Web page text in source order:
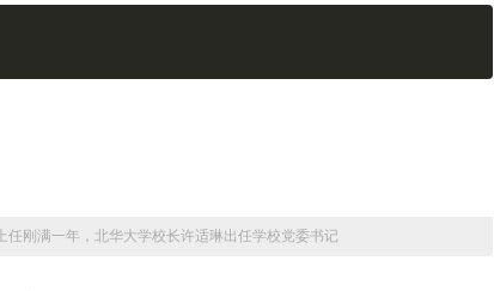
上任刚满一年，北华大学校长许适琳出任学校党委书记